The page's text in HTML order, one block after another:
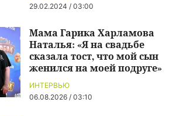
29.02.2024 / 03:00
ИНТЕРВЬЮ
06.08.2026 / 03:10
Мама Гарика Харламова
Наталья: «Я на свадьбе
сказала тост, что мой сын
женился на моей подруге»